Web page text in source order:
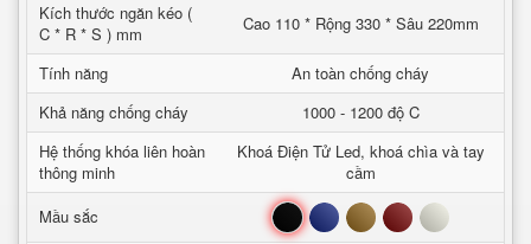
Kích thước ngăn kéo (
C * R * S ) mm
Cao 110 * Rộng 330 * Sâu 220mm
Tính năng
An toàn chống cháy
Khả năng chống cháy
1000 - 1200 độ C
Hệ thống khóa liên hoàn
thông minh
Khoá Điện Tử Led, khoá chìa và tay
cầm
Mầu sắc
Đen Xanh Nâu Đỏ Trắng